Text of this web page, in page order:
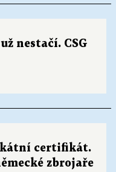
nestačí. CSG
certifikát.
zbrojaře